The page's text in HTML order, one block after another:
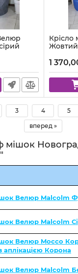
Крісло
Жовтий
1
3 4 5
вперед »
мішок
Велюр Malcolm
Велюр Malcolm
Велюр Mocco
аплікацією Корона
Велюр Malcolm